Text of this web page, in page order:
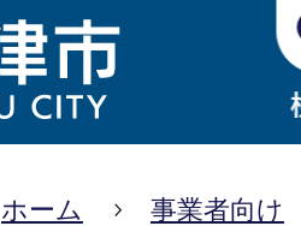
ホーム
事業者向け